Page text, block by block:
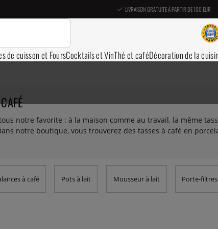
LIVRAISON GRATUITE À PARTIR DE 100 EUR
de cuisson et FoursCocktails et VinThé et caféDécoration de la
notre favorite : à la maison comme au travail, la même
notre boutique, vous trouverez des tasses à café en
avons de nombreuses couleurs et designs de tasses à
à café Pots à lait Mousseur à lait Porte-filtres